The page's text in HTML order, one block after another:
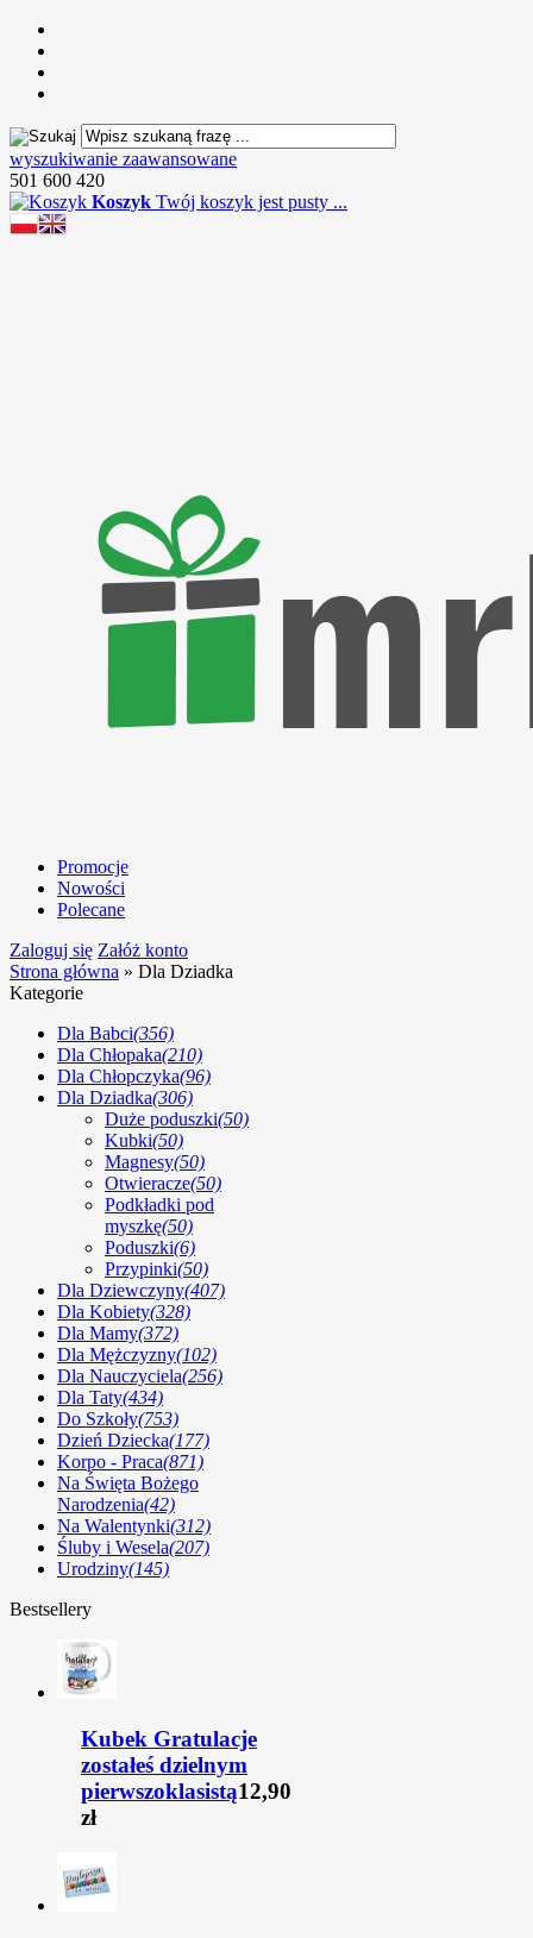
wyszukiwanie zaawansowane
501 600 420
Koszyk Twój koszyk jest pusty ...
Promocje
Nowości
Polecane
Zaloguj się Załóż konto
Strona główna » Dla Dziadka
Kategorie
Dla Babci(356)
Dla Chłopaka(210)
Dla Chłopczyka(96)
Dla Dziadka(306)
Duże poduszki(50)
Kubki(50)
Magnesy(50)
Otwieracze(50)
Podkładki pod
myszkę(50)
Poduszki(6)
Przypinki(50)
Dla Dziewczyny(407)
Dla Kobiety(328)
Dla Mamy(372)
Dla Mężczyzny(102)
Dla Nauczyciela(256)
Dla Taty(434)
Do Szkoły(753)
Dzień Dziecka(177)
Korpo - Praca(871)
Na Święta Bożego
Narodzenia(42)
Na Walentynki(312)
Śluby i Wesela(207)
Urodziny(145)
Bestsellery
Kubek Gratulacje
zostałeś dzielnym
pierwszoklasistą12,90
zł